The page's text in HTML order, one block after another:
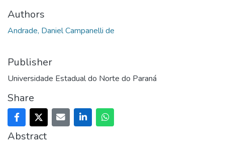
Authors
Andrade, Daniel Campanelli de
Publisher
Universidade Estadual do Norte do Paraná
Share
Abstract